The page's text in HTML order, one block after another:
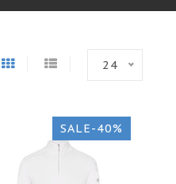
24
SALE-40%